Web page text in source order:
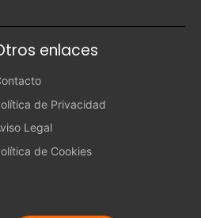
enlaces
de Privacidad
Legal
de Cookies